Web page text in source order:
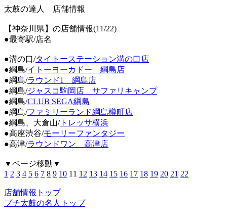
太鼓の達人 店舗情報
【神奈川県】の店舗情報(11/22)
●最寄駅/店名
●溝の口/タイトーステーション溝の口店
●綱島/イトーヨーカドー 綱島店
●綱島/ラウンド1 綱島店
●綱島/ジャスコ駒岡店 サファリキャンプ
●綱島/CLUB SEGA綱島
●綱島/ファミリーランド綱島樽町店
●綱島、大倉山/トレッサ横浜
●高座渋谷/モーリーファンタジー
●高津/ラウンドワン 高津店
▼ページ移動▼
1 2 3 4 5 6 7 8 9 10 11 12 13 14 15 16 17 18 19 20 21 22
店舗情報トップ
プチ太鼓の名人トップ